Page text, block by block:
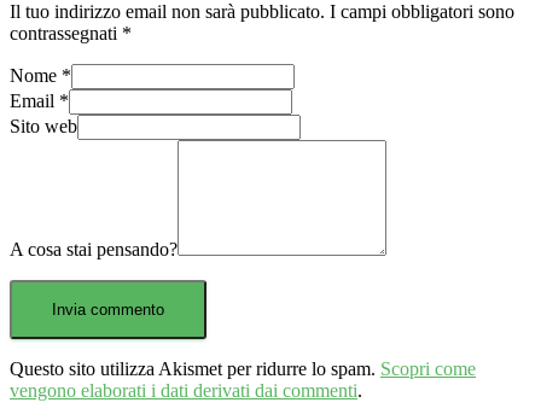
Il tuo indirizzo email non sarà pubblicato. I campi obbligatori sono
contrassegnati *
Nome *
Email *
Sito web
A cosa stai pensando?
Questo sito utilizza Akismet per ridurre lo spam. Scopri come
vengono elaborati i dati derivati dai commenti.